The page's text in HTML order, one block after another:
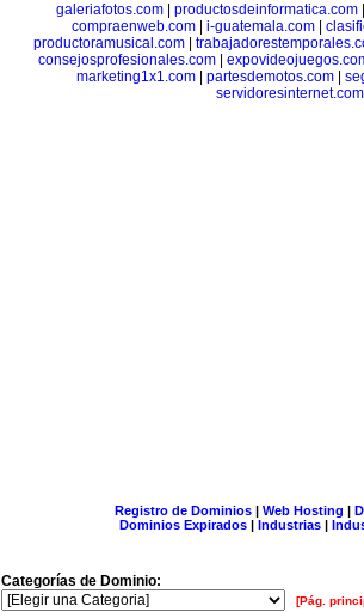
galeriafotos.com
productosdeinformatica.com
compraenweb.com| i-guatemala.com|
productoramusical.com
consejosprofesionales.com|
marketing1x1.com| partesdemotos.com|
servidoresinternet.com
Registro de Dominios| Web Hosting |
Dominios Expirados | Industrias |
Categorías de Dominio:
[Pág.